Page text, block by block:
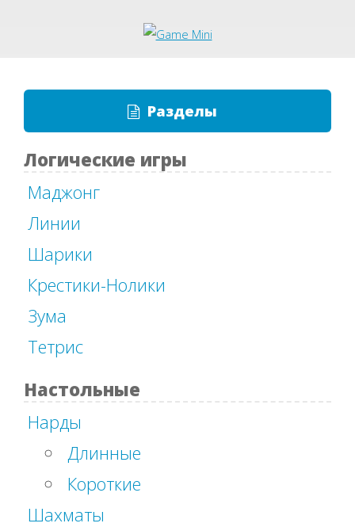
Разделы
Логические игры
Маджонг
Линии
Шарики
Крестики-Нолики
Зума
Тетрис
Настольные
Нарды
Длинные
Короткие
Шахматы